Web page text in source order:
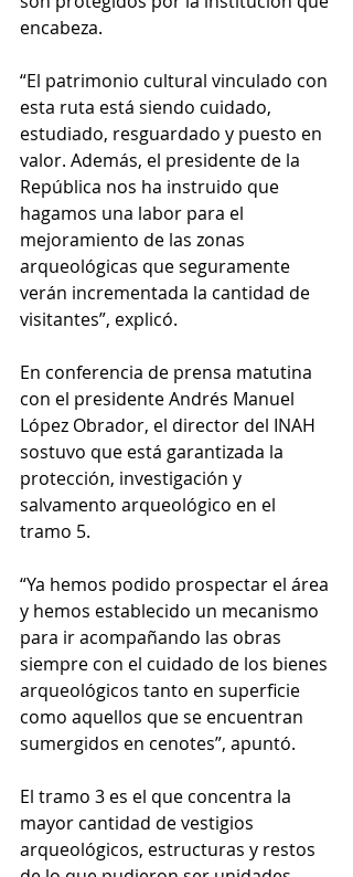
encabeza.
“El patrimonio cultural vinculado con
esta ruta está siendo cuidado,
estudiado, resguardado y puesto en
valor. Además, el presidente de la
República nos ha instruido que
hagamos una labor para el
mejoramiento de las zonas
arqueológicas que seguramente
verán incrementada la cantidad de
visitantes”, explicó.
En conferencia de prensa matutina
con el presidente Andrés Manuel
López Obrador, el director del INAH
sostuvo que está garantizada la
protección, investigación y
salvamento arqueológico en el
tramo 5.
“Ya hemos podido prospectar el área
y hemos establecido un mecanismo
para ir acompañando las obras
siempre con el cuidado de los bienes
arqueológicos tanto en superficie
como aquellos que se encuentran
sumergidos en cenotes”, apuntó.
El tramo 3 es el que concentra la
mayor cantidad de vestigios
arqueológicos, estructuras y restos